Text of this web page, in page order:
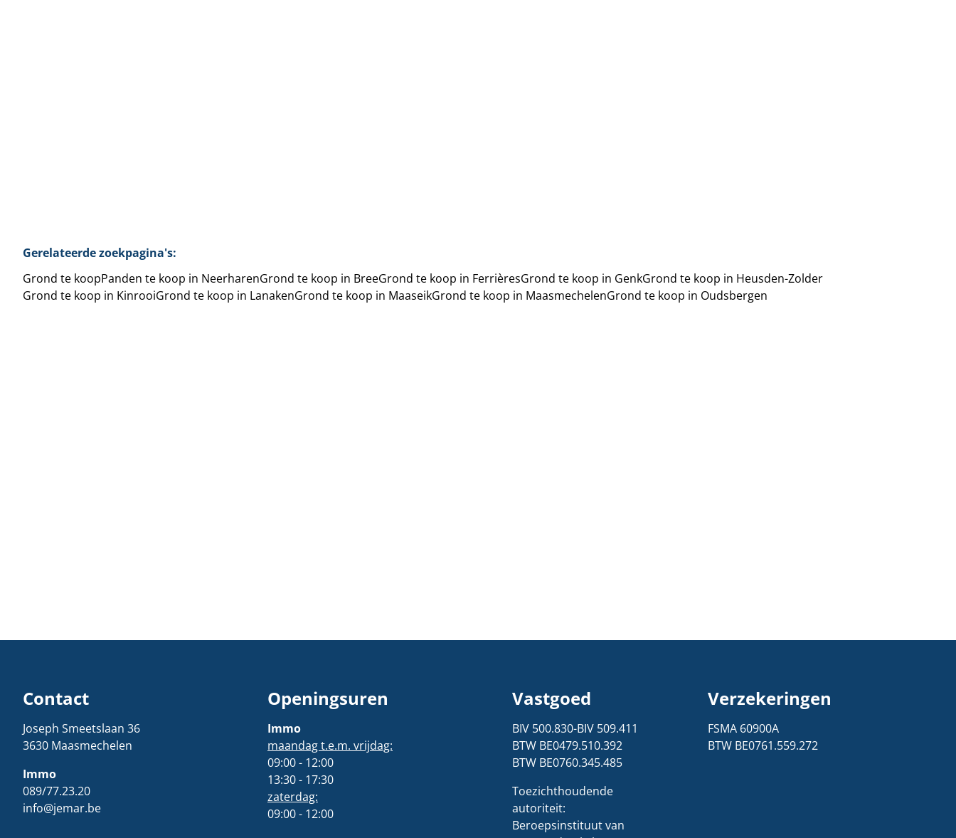
Gerelateerde zoekpagina's:
Grond te koopPanden te koop in NeerharenGrond te koop in BreeGrond te koop in FerrièresGrond te koop in GenkGrond te koop in Heusden-Zolder
Grond te koop in KinrooiGrond te koop in LanakenGrond te koop in MaaseikGrond te koop in MaasmechelenGrond te koop in Oudsbergen
Contact
Joseph Smeetslaan 36
3630 Maasmechelen
Immo
089/77.23.20
info@jemar.be
Openingsuren
Immo
maandag t.e.m. vrijdag:
09:00 - 12:00
13:30 - 17:30
zaterdag:
09:00 - 12:00
Vastgoed
BIV 500.830-BIV 509.411
BTW BE0479.510.392
BTW BE0760.345.485
Toezichthoudende
autoriteit:
Beroepsinstituut van
Verzekeringen
FSMA 60900A
BTW BE0761.559.272